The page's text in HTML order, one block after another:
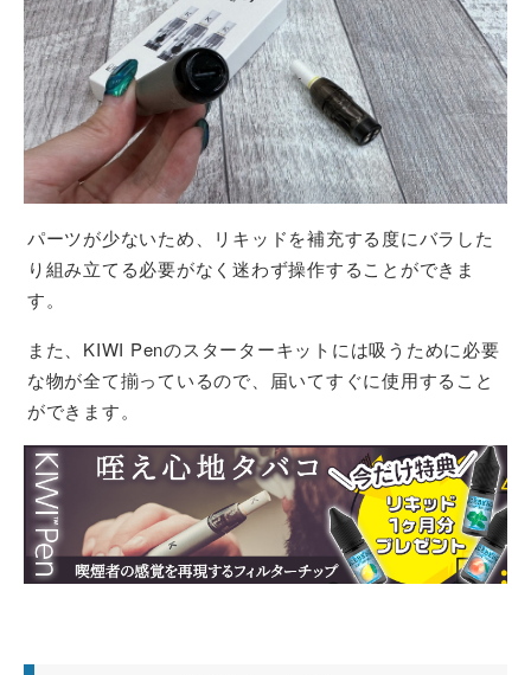
パーツが少ないため、リキッドを補充する度にバラした
り組み立てる必要がなく迷わず操作することができま
す。
また、KIWI Penのスターターキットには吸うために必要
な物が全て揃っているので、届いてすぐに使用すること
ができます。